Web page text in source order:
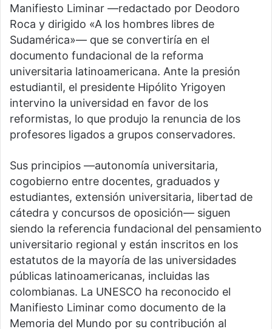
Manifiesto Liminar —redactado por Deodoro
Roca y dirigido «A los hombres libres de
Sudamérica»— que se convertiría en el
documento fundacional de la reforma
universitaria latinoamericana. Ante la presión
estudiantil, el presidente Hipólito Yrigoyen
intervino la universidad en favor de los
reformistas, lo que produjo la renuncia de los
profesores ligados a grupos conservadores.
Sus principios —autonomía universitaria,
cogobierno entre docentes, graduados y
estudiantes, extensión universitaria, libertad de
cátedra y concursos de oposición— siguen
siendo la referencia fundacional del pensamiento
universitario regional y están inscritos en los
estatutos de la mayoría de las universidades
públicas latinoamericanas, incluidas las
colombianas. La UNESCO ha reconocido el
Manifiesto Liminar como documento de la
Memoria del Mundo por su contribución al